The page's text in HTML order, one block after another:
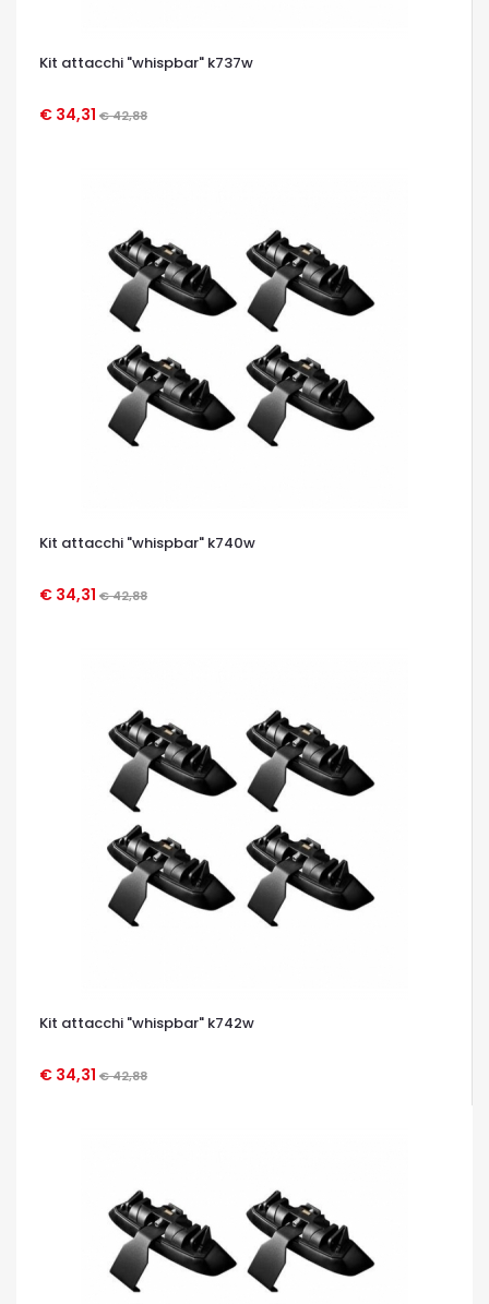
Kit attacchi "whispbar" k737w
€ 34,31 € 42,88
OCCHIATA VELOCE
Kit attacchi "whispbar" k740w
€ 34,31 € 42,88
OCCHIATA VELOCE
Kit attacchi "whispbar" k742w
€ 34,31 € 42,88
OCCHIATA VELOCE